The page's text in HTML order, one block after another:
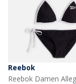
Reebok